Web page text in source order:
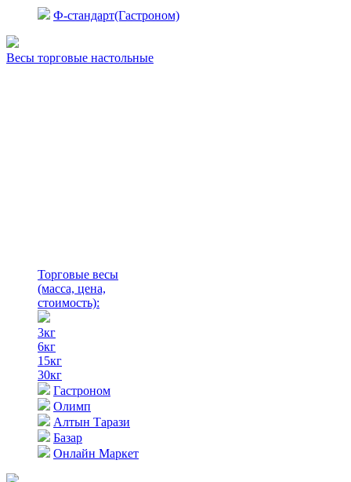
Ф-стандарт(Гастроном)
Весы торговые настольные
Торговые весы
(масса, цена,
стоимость):
3кг
6кг
15кг
30кг
Гастроном
Олимп
Алтын Тарази
Базар
Онлайн Маркет